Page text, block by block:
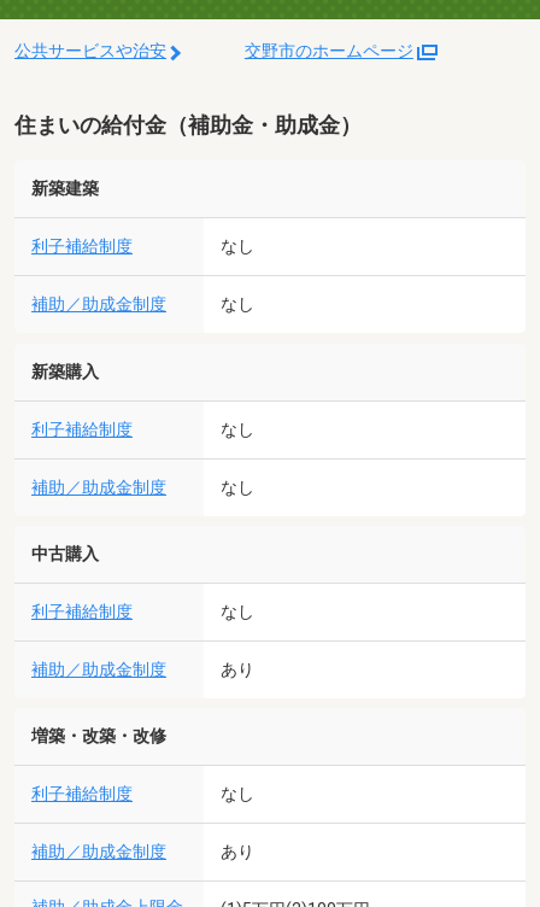
公共サービスや治安 交野市のホームページ
住まいの給付金（補助金・助成金）
新築建築
利子補給制度 なし
補助／助成金制度 なし
新築購入
利子補給制度 なし
補助／助成金制度 なし
中古購入
利子補給制度 なし
補助／助成金制度 あり
増築・改築・改修
利子補給制度 なし
補助／助成金制度 あり